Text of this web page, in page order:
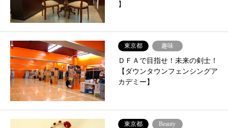
】
東京都 趣味
ＤＦＡで目指せ！未来の剣士！
【ダウンタウンフェンシングア
カデミー】
東京都 Beauty